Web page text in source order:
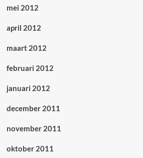
mei 2012
april 2012
maart 2012
februari 2012
januari 2012
december 2011
november 2011
oktober 2011